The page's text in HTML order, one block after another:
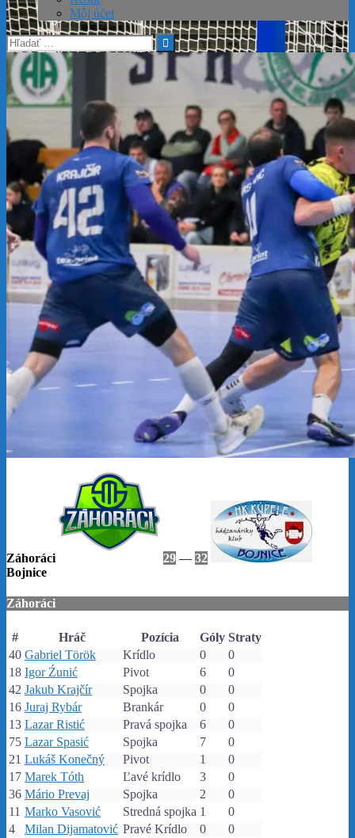
Môj účet
Hľadať:
Záhoráci 29 — 32
Bojnice
Záhoráci
# Hráč Pozícia Góly Straty
40 Gabriel Török Krídlo 0
0
18 Igor Źunić Pivot 6
0
42 Jakub Krajčír Spojka 0
0
16 Juraj Rybár Brankár 0
0
13 Lazar Ristić Pravá spojka 6
0
75 Lazar Spasić Spojka 7
0
21 Lukáš Konečný Pivot 1
0
17 Marek Tóth Ľavé krídlo 3
0
36 Mário Prevaj Spojka 2
0
11 Marko Vasović Stredná spojka 1
0
4
Milan Dijamatović Pravé Krídlo 0
0